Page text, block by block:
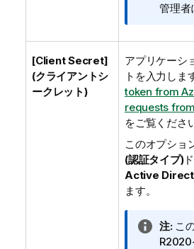
管理者
[Client Secret]
(クライアントシ
ークレット)
アプリケーシ
トを入力しま
token from
requests
をご覧くださ
このオプショ
(認証タイプ)
Active
ます。
情
報
注:こ